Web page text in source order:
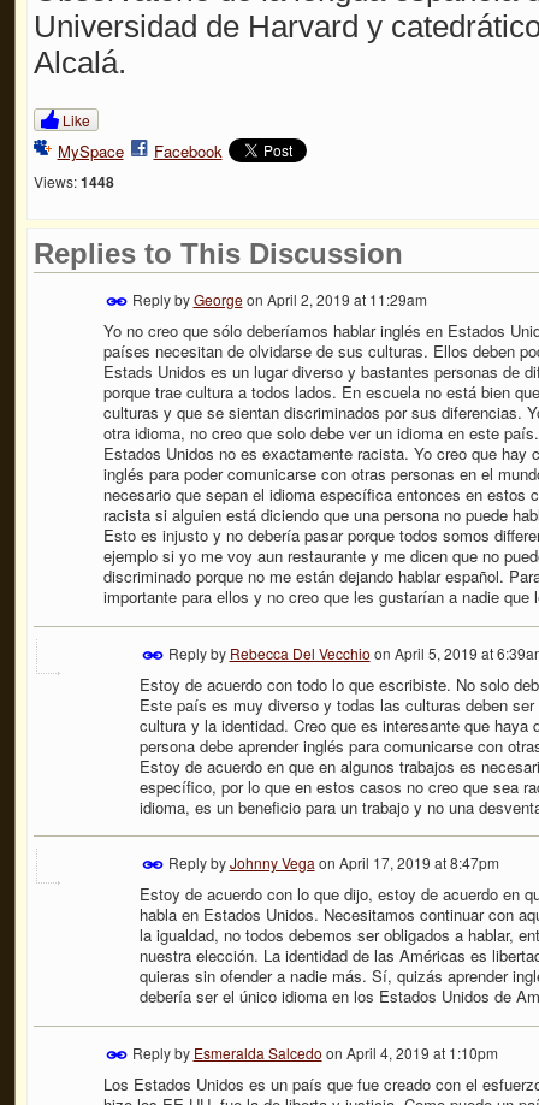
Universidad de Harvard y
Alcalá.
Like
MySpace Facebook
Views: 1448
Replies to This Discussion
Reply byGeorgeon April 2, 2019 at 11:29am
Yo no creo que sólo deberíamos hablar inglés en Estados
países necesitan de olvidarse de sus culturas. Ellos deben
Estads Unidos es un lugar diverso y bastantes personas de
porque trae cultura a todos lados. En escuela no está bien
culturas y que se sientan discriminados por sus diferencias.
otra idioma, no creo que solo debe ver un idioma en este
Estados Unidos no es exactamente racista. Yo creo que hay
inglés para poder comunicarse con otras personas en el
necesario que sepan el idioma específica entonces en estos
racista si alguien está diciendo que una persona no puede
Esto es injusto y no debería pasar porque todos somos
ejemplo si yo me voy aun restaurante y me dicen que no
discriminado porque no me están dejando hablar español.
importante para ellos y no creo que les gustarían a nadie que
Reply by Rebecca Del Vecchio on April 5, 2019 at
Estoy de acuerdo con todo lo que escribiste. No solo
Este país es muy diverso y todas las culturas deben
cultura y la identidad. Creo que es interesante que
persona debe aprender inglés para comunicarse con
Estoy de acuerdo en que en algunos trabajos es
específico, por lo que en estos casos no creo que sea
idioma, es un beneficio para un trabajo y no una
Reply byJohnny Vega on April 17, 2019 at 8:47pm
Estoy de acuerdo con lo que dijo, estoy de acuerdo en
habla en Estados Unidos. Necesitamos continuar con
la igualdad, no todos debemos ser obligados a hablar,
nuestra elección. La identidad de las Américas es
quieras sin ofender a nadie más. Sí, quizás aprender
debería ser el único idioma en los Estados Unidos de
Reply by Esmeralda Salcedo on April 4, 2019 at 1:10pm
Los Estados Unidos es un país que fue creado con el